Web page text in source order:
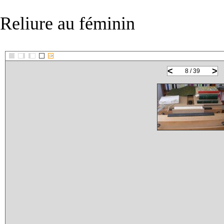
Reliure au féminin
::>
< >
8 / 39